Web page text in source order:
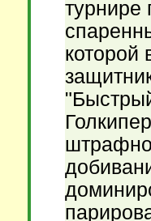
турнире
которой